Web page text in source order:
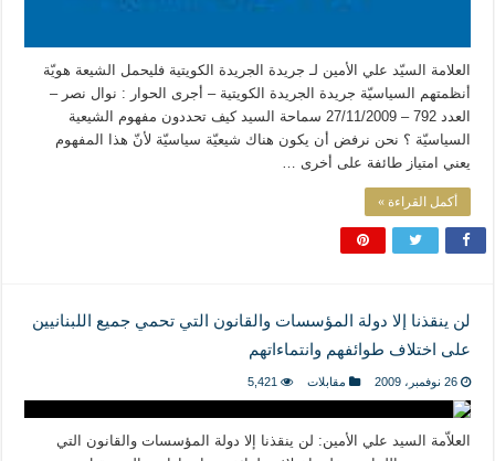
العلامة السيّد علي الأمين لـ جريدة الجريدة الكويتية فليحمل الشيعة هويّة
أنظمتهم السياسيّة جريدة الجريدة الكويتية – أجرى الحوار : نوال نصر –
العدد 792 – 27/11/2009 سماحة السيد كيف تحددون مفهوم الشيعية
السياسيّة ؟ نحن نرفض أن يكون هناك شيعيّة سياسيّة لأنّ هذا المفهوم
يعني امتياز طائفة على أخرى …
أكمل القراءة »
لن ينقذنا إلا دولة المؤسسات والقانون التي تحمي جميع اللبنانيين
على اختلاف طوائفهم وانتماءاتهم
26 نوفمبر، 2009 مقابلات 5,421
العلاّمة السيد علي الأمين: لن ينقذنا إلا دولة المؤسسات والقانون التي